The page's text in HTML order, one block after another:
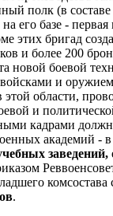
полк (в составе
на его базе -
этих бригад
и более 200
новой боевой
и
этой области,
и
кадрами
академий -
комсостава
.